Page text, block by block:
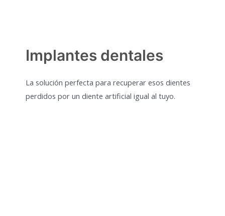
Implantes dentales
La solución perfecta para recuperar esos dientes
perdidos por un diente artificial igual al tuyo.